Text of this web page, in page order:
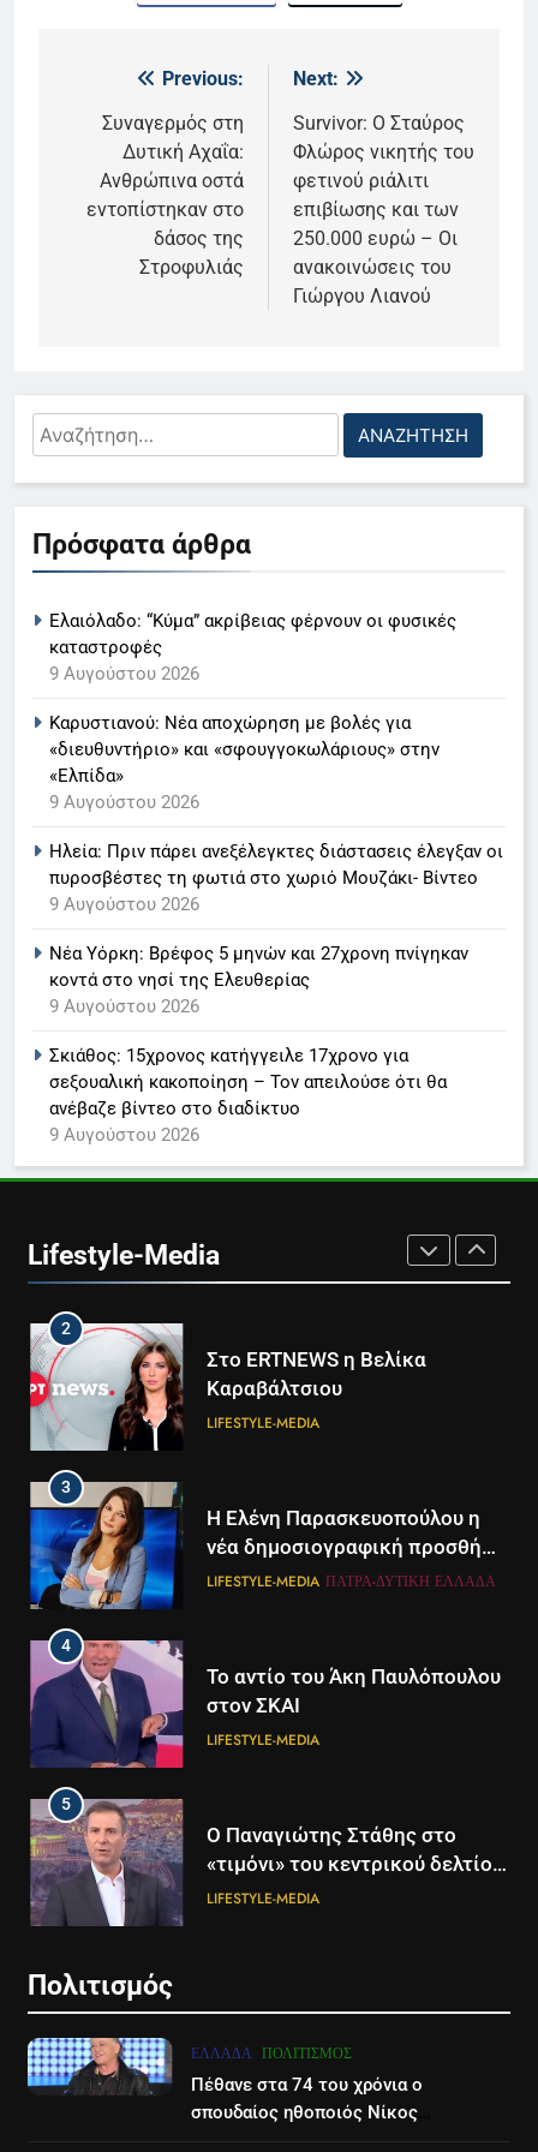
Πλοήγηση
άρθρων
Previous:
Συναγερμός στη
Δυτική Αχαΐα:
Ανθρώπινα οστά
εντοπίστηκαν στο
δάσος της
Στροφυλιάς
Next:
Survivor: Ο Σταύρος
Φλώρος νικητής του
φετινού ριάλιτι
επιβίωσης και των
250.000 ευρώ – Οι
ανακοινώσεις του
Γιώργου Λιανού
Αναζήτηση
για:
Πρόσφατα άρθρα
Ελαιόλαδο: “Κύμα” ακρίβειας φέρνουν οι φυσικές
καταστροφές
9 Αυγούστου 2026
Καρυστιανού: Νέα αποχώρηση με βολές για
«διευθυντήριο» και «σφουγγοκωλάριους» στην
«Ελπίδα»
9 Αυγούστου 2026
Ηλεία: Πριν πάρει ανεξέλεγκτες διάστασεις έλεγξαν οι
πυροσβέστες τη φωτιά στο χωριό Μουζάκι- Βίντεο
9 Αυγούστου 2026
Νέα Υόρκη: Βρέφος 5 μηνών και 27χρονη πνίγηκαν
κοντά στο νησί της Ελευθερίας
9 Αυγούστου 2026
Σκιάθος: 15χρονος κατήγγειλε 17χρονο για
σεξουαλική κακοποίηση – Τον απειλούσε ότι θα
ανέβαζε βίντεο στο διαδίκτυο
9 Αυγούστου 2026
Lifestyle-Media
5
Ο Παναγιώτης Στάθης στο
ειδήσεων της ΕΡΤ
LIFESTYLE-MEDIA
Στον ΑΝΤ1 η Σία Κοσιώνη- Η
ανακοίνωση του σταθμού
7
Τέλος από τον ΑΝΤ1 ο
LIFESTYLE-MEDIA
8
Καθημερινή και The New York
Times μαζί σε μια νέα
συνδρομητική πρόταση
LIFESTYLE-MEDIA
1
LIFESTYLE-MEDIA
2
Στο ERTNEWS η Βελίκα
Καραβάλτσιου
LIFESTYLE-MEDIA
3
Η Ελένη Παρασκευοπούλου η
νέα δημοσιογραφική προσθήκη
του ΣΚΑΪ στην Πάτρα
LIFESTYLE-MEDIA ΠΆΤΡΑ-ΔΥΤΙΚΉ ΕΛΛΆΔΑ
4
Το αντίο του Άκη Παυλόπουλου
στον ΣΚΑΙ
LIFESTYLE-MEDIA
5
Ο Παναγιώτης Στάθης στο
«τιμόνι» του κεντρικού δελτίου
ειδήσεων της ΕΡΤ
LIFESTYLE-MEDIA
LIFESTYLE-MEDIA
Πολιτισμός
ΕΛΛΆΔΑ ΠΟΛΙΤΙΣΜΌΣ
Πέθανε στα 74 του χρόνια ο
σπουδαίος ηθοποιός Νίκος
5
Διάστημα: Εντοπίστηκαν για
πρώτη φορά ενδείξεις για τον
άνεμο που εκπέμπει η μαύρη
ΔΙΕΘΝΉ ΕΠΙΣΤΉΜΗ
ΕΛΛΆΔΑ ΕΠΙΣΤΉΜΗ